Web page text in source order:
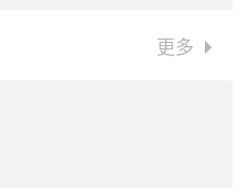
更多